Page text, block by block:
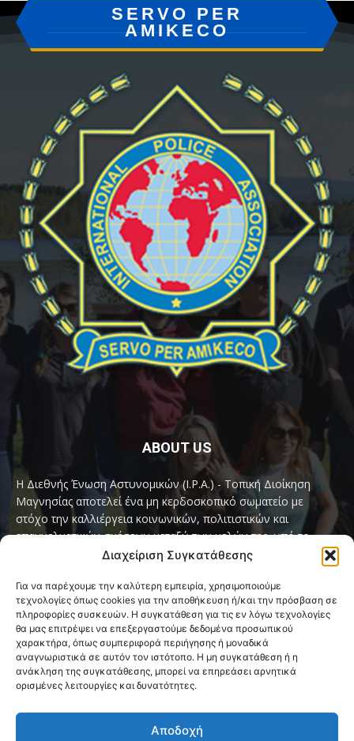
Διαχείριση Συγκατάθεσης
Για να παρέχουμε την καλύτερη εμπειρία, χρησιμοποιούμε
τεχνολογίες όπως cookies για την αποθήκευση ή/και την πρόσβαση σε
πληροφορίες συσκευών. Η συγκατάθεση για τις εν λόγω τεχνολογίες
θα μας επιτρέψει να επεξεργαστούμε δεδομένα προσωπικού
χαρακτήρα, όπως συμπεριφορά περιήγησης ή μοναδικά
αναγνωριστικά σε αυτόν τον ιστότοπο. Η μη συγκατάθεση ή η
ανάκληση της συγκατάθεσης, μπορεί να επηρεάσει αρνητικά
ορισμένες λειτουργίες και δυνατότητες.
Αποδοχή
SERVO PER
AMIKECO
ABOUT US
Η Διεθνής Ένωση Αστυνομικών (I.P.A.) - Τοπική Διοίκηση
Μαγνησίας αποτελεί ένα μη κερδοσκοπικό σωματείο με
στόχο την καλλιέργεια κοινωνικών, πολιτιστικών και
επαγγελματικών σχέσεων μεταξύ των μελών της, υπό το
παγκόσμιο σύνθημα «Servo per Amikeco» (Υπηρετώ δια της
Contact us:ipamagnesia@gmail.com
FOLLOW US